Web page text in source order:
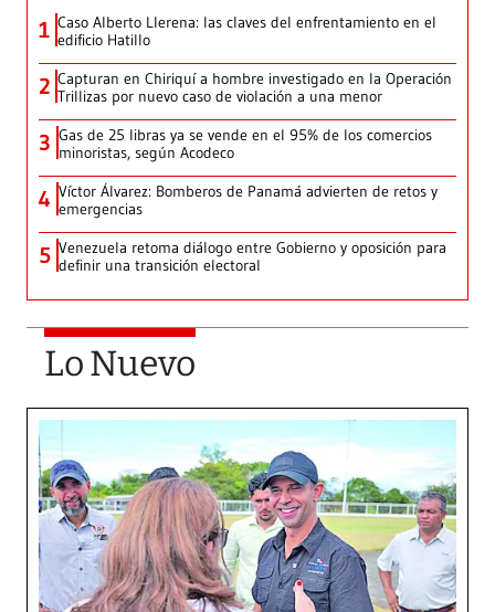
1 Caso Alberto Llerena: las claves del enfrentamiento en el
edificio Hatillo
2 Capturan en Chiriquí a hombre investigado en la Operación
Trillizas por nuevo caso de violación a una menor
3 Gas de 25 libras ya se vende en el 95% de los comercios
minoristas, según Acodeco
4 Víctor Álvarez: Bomberos de Panamá advierten de retos y
emergencias
5 Venezuela retoma diálogo entre Gobierno y oposición para
definir una transición electoral
Lo Nuevo